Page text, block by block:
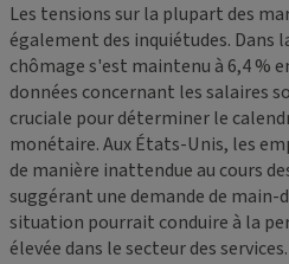
Les tensions sur la plupart des
également des inquiétudes. Dans
chômage s'est maintenu à 6,4 %
données concernant les salaires
cruciale pour déterminer le
monétaire. Aux États-Unis, les
de manière inattendue au cours
suggérant une demande de
situation pourrait conduire à la
élevée dans le secteur des